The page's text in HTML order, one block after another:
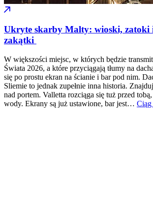
Ukryte skarby Malty: wioski, zatoki i
zakątki
W większości miejsc, w których będzie
Świata 2026, a które przyciągają tłumy na
się po prostu ekran na ścianie i bar pod nim.
Sliemie to jednak zupełnie inna historia.
nad portem. Valletta rozciąga się tuż przed
wody. Ekrany są już ustawione, bar jest… Ciąg